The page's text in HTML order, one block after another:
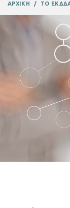
ΑΡΧΙΚΗ ΤΟ